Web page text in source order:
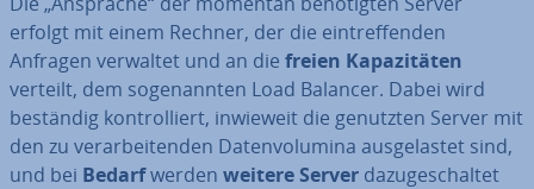
erfolgt mit einem Rechner, der die ein­tref­fen­den
Anfragen verwaltet und an die freien Ka­pa­zi­tä­ten
verteilt, dem so­ge­nann­ten Load Balancer. Dabei wird
beständig kon­trol­liert, inwieweit die genutzten Server mit
den zu ver­ar­bei­ten­den Da­ten­vo­lu­mi­na aus­ge­las­tet sind,
und bei Bedarfwerden weitere Server da­zu­ge­schal­tet